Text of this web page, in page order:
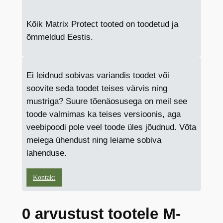
Kõik Matrix Protect tooted on toodetud ja
õmmeldud Eestis.
Ei leidnud sobivas variandis toodet või
soovite seda toodet teises värvis ning
mustriga? Suure tõenäosusega on meil see
toode valmimas ka teises versioonis, aga
veebipoodi pole veel toode üles jõudnud. Võta
meiega ühendust ning leiame sobiva
lahenduse.
Kontakt
0 arvustust tootele M-